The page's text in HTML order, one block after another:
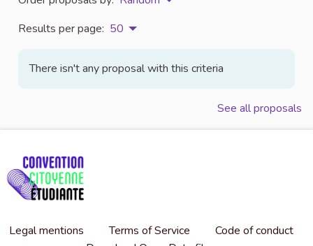
Results per page: 50
There isn't any proposal with this criteria
See all proposals
Legal mentions Terms of Service
Code of conduct